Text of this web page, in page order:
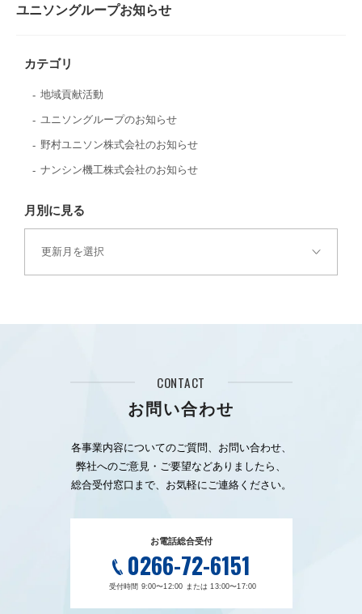
ユニソングループお知らせ
カテゴリ
地域貢献活動
ユニソングループのお知らせ
野村ユニソン株式会社のお知らせ
ナンシン機工株式会社のお知らせ
月別に見る
CONTACT
お問い合わせ
各事業内容についてのご質問、お問い合わせ、
弊社へのご意見・ご要望などありましたら、
総合受付窓口まで、お気軽にご連絡ください。
お電話総合受付
0266-72-6151
受付時間 9:00〜12:00 または 13:00〜17:00